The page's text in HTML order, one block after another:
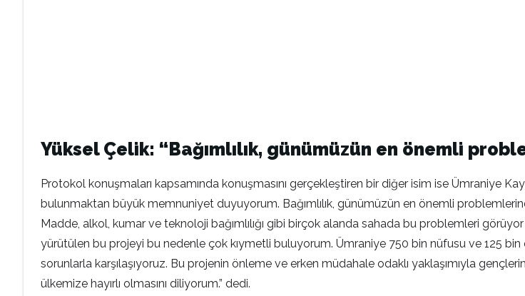
Yüksel Çelik: “Bağımlılık, günümüzün en önemli
Protokol konuşmaları kapsamında konuşmasını gerçekleştiren bir diğer isim ise Ümraniye
bulunmaktan büyük memnuniyet duyuyorum. Bağımlılık, günümüzün en önemli
Madde, alkol, kumar ve teknoloji bağımlılığı gibi birçok alanda sahada bu problemleri görüyor
yürütülen bu projeyi bu nedenle çok kıymetli buluyorum. Ümraniye 750 bin nüfusu ve 125
sorunlarla karşılaşıyoruz. Bu projenin önleme ve erken müdahale odaklı yaklaşımıyla
ülkemize hayırlı olmasını diliyorum.” dedi.